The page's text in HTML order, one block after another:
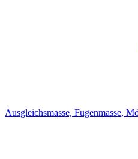
Ausgleichsmasse, Fugenmasse,